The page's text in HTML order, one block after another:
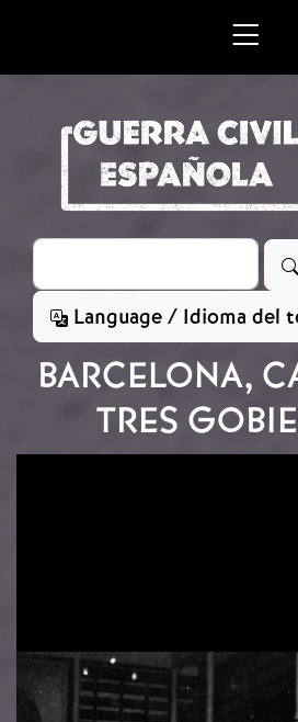
Search
Language / Idioma del
BARCELONA,
TRES